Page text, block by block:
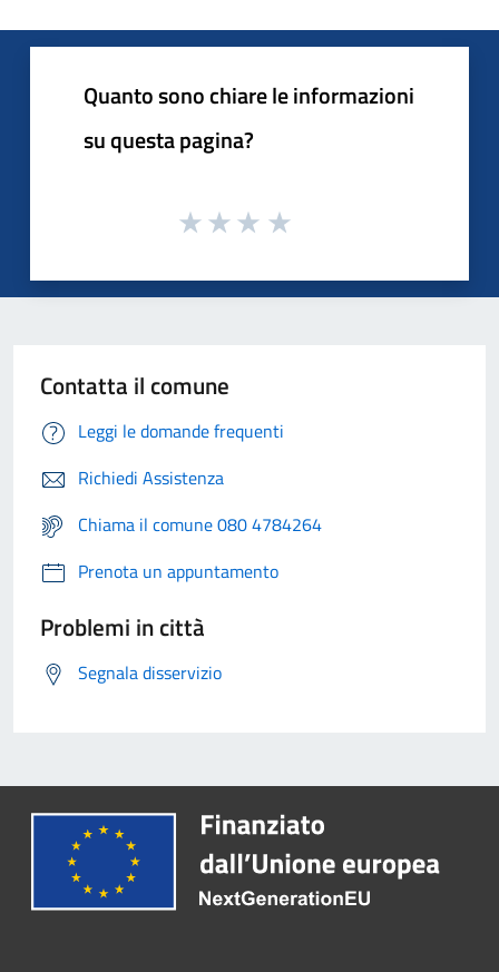
Quanto sono chiare le informazioni
su questa pagina?
Contatta il comune
Leggi le domande frequenti
Richiedi Assistenza
Chiama il comune 080 4784264
Prenota un appuntamento
Problemi in città
Segnala disservizio